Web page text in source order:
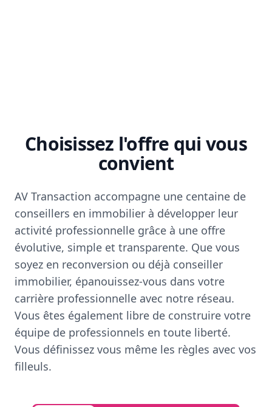
Choisissez l'offre qui vous
convient
AV Transaction accompagne une centaine de
conseillers en immobilier à développer leur
activité professionnelle grâce à une offre
évolutive, simple et transparente. Que vous
soyez en reconversion ou déjà conseiller
immobilier, épanouissez-vous dans votre
carrière professionnelle avec notre réseau.
Vous êtes également libre de construire votre
équipe de professionnels en toute liberté.
Vous définissez vous même les règles avec vos
filleuls.